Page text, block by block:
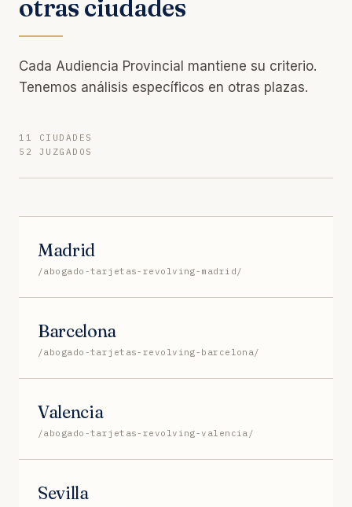
otras ciudades
Cada Audiencia Provincial mantiene su criterio.
Tenemos análisis específicos en otras plazas.
11 CIUDADES
52 JUZGADOS
Madrid
/abogado-tarjetas-revolving-madrid/
Barcelona
/abogado-tarjetas-revolving-barcelona/
Valencia
/abogado-tarjetas-revolving-valencia/
Sevilla